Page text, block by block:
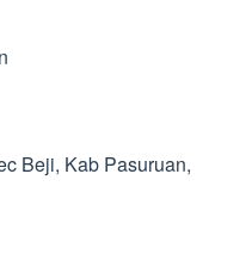
Beji, Kab Pasuruan,